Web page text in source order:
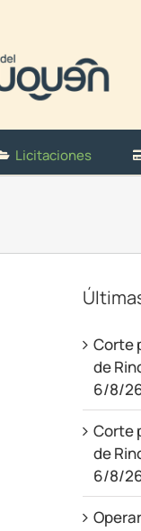
Licitaciones
Corte
de
6/8/
Corte
de
6/8/